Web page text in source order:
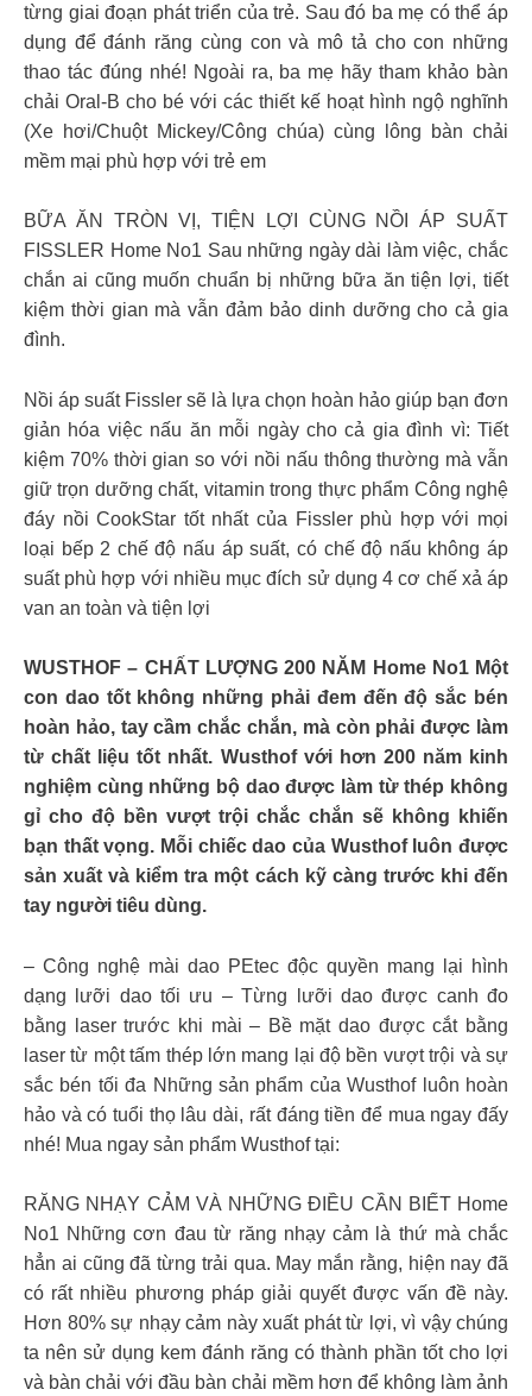
từng giai đoạn phát triển của trẻ. Sau đó ba mẹ có thể áp
dụng để đánh răng cùng con và mô tả cho con những
thao tác đúng nhé! Ngoài ra, ba mẹ hãy tham khảo bàn
chải Oral-B cho bé với các thiết kế hoạt hình ngộ nghĩnh
(Xe hơi/Chuột Mickey/Công chúa) cùng lông bàn chải
mềm mại phù hợp với trẻ em
BỮA ĂN TRÒN VỊ, TIỆN LỢI CÙNG NỒI ÁP SUẤT
FISSLER Home No1 Sau những ngày dài làm việc, chắc
chắn ai cũng muốn chuẩn bị những bữa ăn tiện lợi, tiết
kiệm thời gian mà vẫn đảm bảo dinh dưỡng cho cả gia
đình.
Nồi áp suất Fissler sẽ là lựa chọn hoàn hảo giúp bạn đơn
giản hóa việc nấu ăn mỗi ngày cho cả gia đình vì: Tiết
kiệm 70% thời gian so với nồi nấu thông thường mà vẫn
giữ trọn dưỡng chất, vitamin trong thực phẩm Công nghệ
đáy nồi CookStar tốt nhất của Fissler phù hợp với mọi
loại bếp 2 chế độ nấu áp suất, có chế độ nấu không áp
suất phù hợp với nhiều mục đích sử dụng 4 cơ chế xả áp
van an toàn và tiện lợi
WUSTHOF – CHẤT LƯỢNG 200 NĂM Home No1 Một
con dao tốt không những phải đem đến độ sắc bén
hoàn hảo, tay cầm chắc chắn, mà còn phải được làm
từ chất liệu tốt nhất. Wusthof với hơn 200 năm kinh
nghiệm cùng những bộ dao được làm từ thép không
gỉ cho độ bền vượt trội chắc chắn sẽ không khiến
bạn thất vọng. Mỗi chiếc dao của Wusthof luôn được
sản xuất và kiểm tra một cách kỹ càng trước khi đến
tay người tiêu dùng.
– Công nghệ mài dao PEtec độc quyền mang lại hình
dạng lưỡi dao tối ưu – Từng lưỡi dao được canh đo
bằng laser trước khi mài – Bề mặt dao được cắt bằng
laser từ một tấm thép lớn mang lại độ bền vượt trội và sự
sắc bén tối đa Những sản phẩm của Wusthof luôn hoàn
hảo và có tuổi thọ lâu dài, rất đáng tiền để mua ngay đấy
nhé! Mua ngay sản phẩm Wusthof tại:
RĂNG NHẠY CẢM VÀ NHỮNG ĐIỀU CẦN BIẾT Home
No1 Những cơn đau từ răng nhạy cảm là thứ mà chắc
hẳn ai cũng đã từng trải qua. May mắn rằng, hiện nay đã
có rất nhiều phương pháp giải quyết được vấn đề này.
Hơn 80% sự nhạy cảm này xuất phát từ lợi, vì vậy chúng
ta nên sử dụng kem đánh răng có thành phần tốt cho lợi
và bàn chải với đầu bàn chải mềm hơn để không làm ảnh